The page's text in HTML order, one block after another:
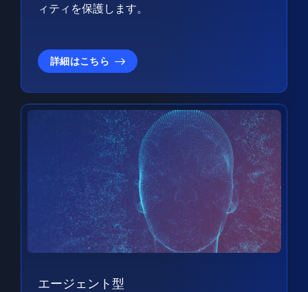
ィティを保護します。
詳細はこちら
エージェント型